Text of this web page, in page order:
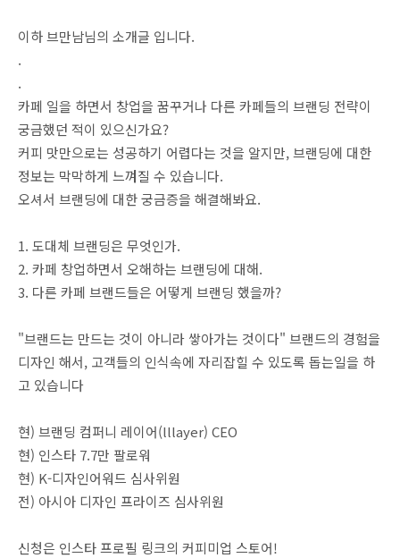
이하 브만남님의 소개글 입니다.
.
.
카페 일을 하면서 창업을 꿈꾸거나 다른 카페들의 브랜딩 전략이
궁금했던 적이 있으신가요?
커피 맛만으로는 성공하기 어렵다는 것을 알지만, 브랜딩에 대한
정보는 막막하게 느껴질 수 있습니다.
오셔서 브랜딩에 대한 궁금증을 해결해봐요.
1. 도대체 브랜딩은 무엇인가.
2. 카페 창업하면서 오해하는 브랜딩에 대해.
3. 다른 카페 브랜드들은 어떻게 브랜딩 했을까?
"브랜드는 만드는 것이 아니라 쌓아가는 것이다" 브랜드의 경험을
디자인 해서, 고객들의 인식속에 자리잡힐 수 있도록 돕는일을 하
고 있습니다
현) 브랜딩 컴퍼니 레이어(lllayer) CEO
현) 인스타 7.7만 팔로워
현) K-디자인어워드 심사위원
전) 아시아 디자인 프라이즈 심사위원
신청은 인스타 프로필 링크의 커피미업 스토어!